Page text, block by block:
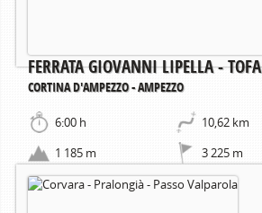
FERRATA GIOVANNI LIPELLA -
CORTINA D'AMPEZZO - AMPEZZO
6:00 h
10,62 km
1 185 m
3 225 m